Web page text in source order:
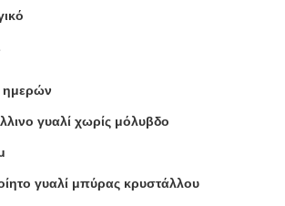
ημερών
γυαλί χωρίς μόλυβδο
γυαλί μπύρας κρυστάλλου